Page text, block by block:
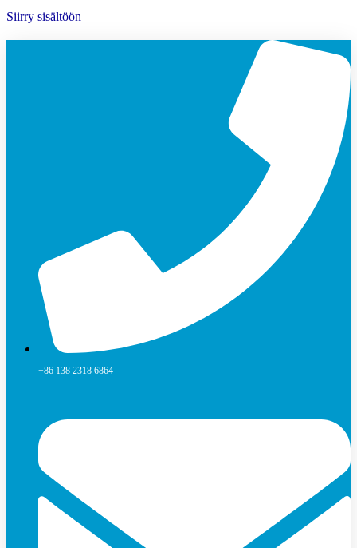
Siirry sisältöön
+86 138 2318 6864